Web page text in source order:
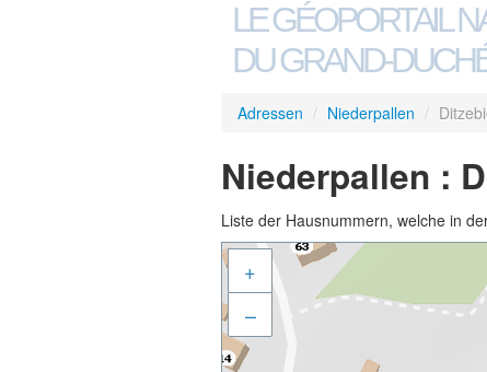
LE GÉOPORTAIL
DU GRAND-
Adressen / Niederpallen /
Niederpallen :
Liste der Hausnummern, welche in
+
–